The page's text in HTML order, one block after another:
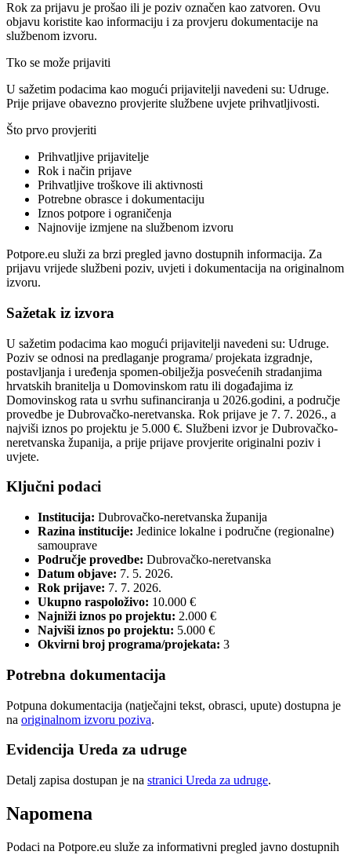
Rok za prijavu je prošao ili je poziv označen kao zatvoren. Ovu
objavu koristite kao informaciju i za provjeru dokumentacije na
službenom izvoru.
Tko se može prijaviti
U sažetim podacima kao mogući prijavitelji navedeni su: Udruge.
Prije prijave obavezno provjerite službene uvjete prihvatljivosti.
Što prvo provjeriti
Prihvatljive prijavitelje
Rok i način prijave
Prihvatljive troškove ili aktivnosti
Potrebne obrasce i dokumentaciju
Iznos potpore i ograničenja
Najnovije izmjene na službenom izvoru
Potpore.eu služi za brzi pregled javno dostupnih informacija. Za
prijavu vrijede službeni poziv, uvjeti i dokumentacija na originalnom
izvoru.
Sažetak iz izvora
U sažetim podacima kao mogući prijavitelji navedeni su: Udruge.
Poziv se odnosi na predlaganje programa/ projekata izgradnje,
postavljanja i uređenja spomen-obilježja posvećenih stradanjima
hrvatskih branitelja u Domovinskom ratu ili događajima iz
Domovinskog rata u svrhu sufinanciranja u 2026.godini, a područje
provedbe je Dubrovačko-neretvanska. Rok prijave je 7. 7. 2026., a
najviši iznos po projektu je 5.000 €. Službeni izvor je Dubrovačko-
neretvanska županija, a prije prijave provjerite originalni poziv i
uvjete.
Ključni podaci
Institucija: Dubrovačko-neretvanska županija
Razina institucije: Jedinice lokalne i područne (regionalne)
samouprave
Područje provedbe: Dubrovačko-neretvanska
Datum objave: 7. 5. 2026.
Rok prijave: 7. 7. 2026.
Ukupno raspoloživo: 10.000 €
Najniži iznos po projektu: 2.000 €
Najviši iznos po projektu: 5.000 €
Okvirni broj programa/projekata: 3
Potrebna dokumentacija
Potpuna dokumentacija (natječajni tekst, obrasci, upute) dostupna je
na originalnom izvoru poziva.
Evidencija Ureda za udruge
Detalj zapisa dostupan je na stranici Ureda za udruge.
Napomena
Podaci na Potpore.eu služe za informativni pregled javno dostupnih